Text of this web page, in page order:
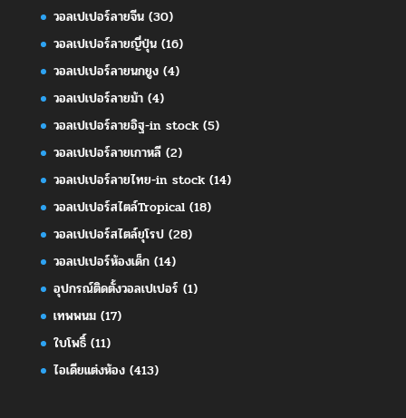
วอลเปเปอร์ลายจีน(30)
วอลเปเปอร์ลายญี่ปุ่น(16)
วอลเปเปอร์ลายนกยูง(4)
วอลเปเปอร์ลายม้า(4)
วอลเปเปอร์ลายอิฐ-in stock(5)
วอลเปเปอร์ลายเกาหลี(2)
วอลเปเปอร์ลายไทย-in stock(14)
วอลเปเปอร์สไตล์Tropical(18)
วอลเปเปอร์สไตล์ยุโรป(28)
วอลเปเปอร์ห้องเด็ก(14)
อุปกรณ์ติดตั้งวอลเปเปอร์ (1)
เทพพนม(17)
ใบโพธิ์(11)
ไอเดียแต่งห้อง(413)